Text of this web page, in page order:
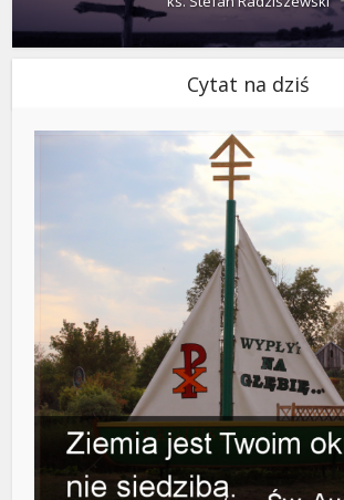
Cytat na dziś